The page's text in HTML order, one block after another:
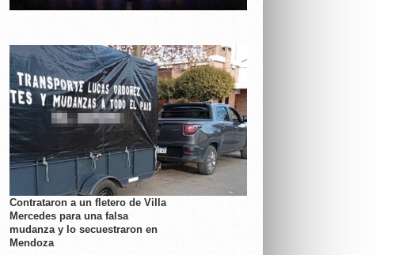
Contrataron a un fletero de Villa
Mercedes para una falsa
mudanza y lo secuestraron en
Mendoza